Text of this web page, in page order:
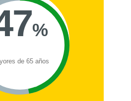
%
de 65 años